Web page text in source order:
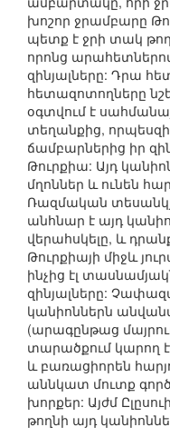
խոշոր ջրամբարը
պետք է ջրի տակ
որոնց
զինյալները: Դրա
հետազոտողները
օգտվում է
տեղանքից,
ճամբարներից իր
Թուրքիա: Այդ
մղոններ և ունեն
Ռազմական
անհնար է այդ
վերահսկելը, և
Թուրքիայի միջև
ինչից էլ
զինյալները:
կանիոններն
(արագընթաց
տարածքում կարող է
և բառացիորեն
աննկատ մուտք
խորքեր: Այժմ
թողնի այդ